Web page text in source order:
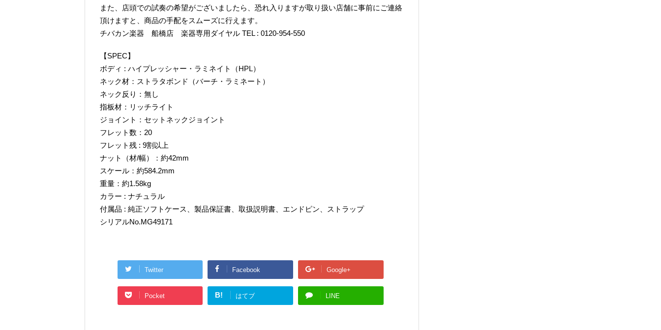
また、店頭での試奏の希望がございましたら、恐れ入りますが取り扱い店舗に事前にご連絡
頂けますと、商品の手配をスムーズに行えます。
チバカン楽器 船橋店 楽器専用ダイヤル TEL : 0120-954-550
【SPEC】
ボディ : ハイプレッシャー・ラミネイト（HPL）
ネック材：ストラタボンド（バーチ・ラミネート）
ネック反り：無し
指板材：リッチライト
ジョイント：セットネックジョイント
フレット数：20
フレット残 : 9割以上
ナット（材/幅）：約42mm
スケール：約584.2mm
重量：約1.58kg
カラー : ナチュラル
付属品 : 純正ソフトケース、製品保証書、取扱説明書、エンドピン、ストラップ
シリアルNo.MG49171
Twitter Facebook Google+
Pocket B! はてブ LINE